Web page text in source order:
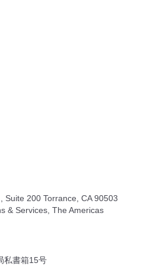
Suite 200 Torrance, CA 90503
& Services, The Americas
私書箱15号